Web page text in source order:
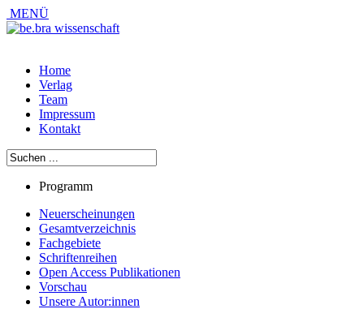
MENÜ
Home
Verlag
Team
Impressum
Kontakt
Programm
Neuerscheinungen
Gesamtverzeichnis
Fachgebiete
Schriftenreihen
Open Access Publikationen
Vorschau
Unsere Autor:innen